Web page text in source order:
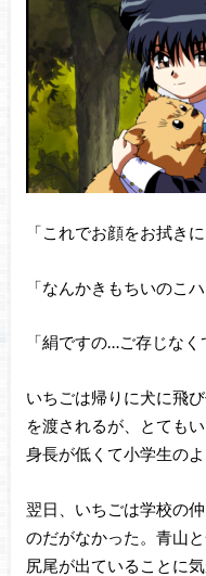
「これでお顔をお拭きに
「なんかきもちいのこハ
「絹ですの…ご存じなく
いちごは帰りに犬に飛
を渡されるが、とても
身長が低くて小学生の
翌日、いちごは学校の
のだがなかった。青山
尻尾が出ていることに気